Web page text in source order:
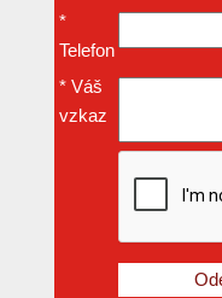
*
Telefon
* Váš
vzkaz